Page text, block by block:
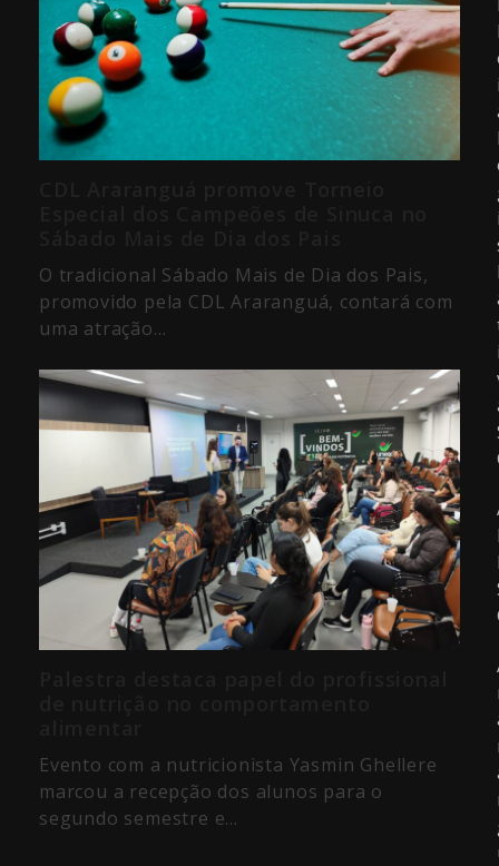
O tradicional Sábado Mais de Dia dos Pais,
promovido pela CDL Araranguá, contará com
uma atração…
Evento com a nutricionista Yasmin Ghellere
marcou a recepção dos alunos para o
segundo semestre e…